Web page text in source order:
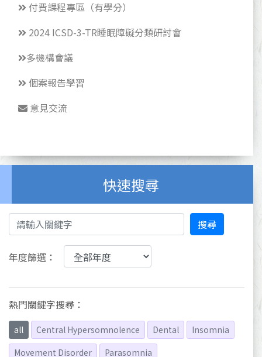
付費課程專區（有學分）
2024 ICSD-3-TR睡眠障礙分類研討會
多機構會議
個案報告學習
意見交流
快速搜尋
搜尋
年度篩選：
熱門關鍵字搜尋：
all Central Hypersomnolence Dental
Insomnia
Movement Disorder
Parasomnia